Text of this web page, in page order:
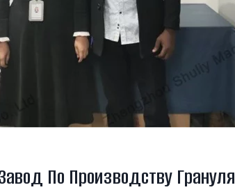
По Производству